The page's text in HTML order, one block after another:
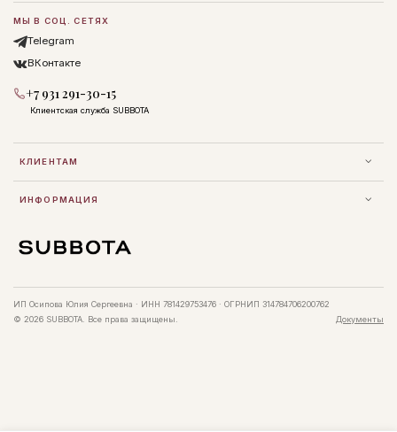
КЛИЕНТАМ
ИНФОРМАЦИЯ
МЫ В СОЦ. СЕТЯХ
Telegram
ВКонтакте
+7 931 291-30-15
Клиентская служба SUBBOTA
ИП Осипова Юлия Сергеевна · ИНН 781429753476 · ОГРНИП 314784706200762
© 2026 SUBBOTA. Все права защищены.
Документы